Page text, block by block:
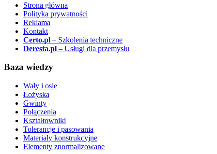
Strona główna
Polityka prywatności
Reklama
Kontakt
Certo.pl – Szkolenia techniczne
Deresta.pl – Usługi dla przemysłu
Baza wiedzy
Wały i osie
Łożyska
Gwinty
Połączenia
Kształtowniki
Tolerancje i pasowania
Materiały konstrukcyjne
Elementy znormalizowane